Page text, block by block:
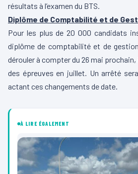
résultats à l’examen du BTS.
Diplôme de Comptabilité et de
Pour les plus de 20 000 candidats
diplôme de comptabilité et de
dérouler à compter du 26 mai
des épreuves en juillet. Un arrêté
actant ces changements de date.
À LIRE ÉGALEMENT